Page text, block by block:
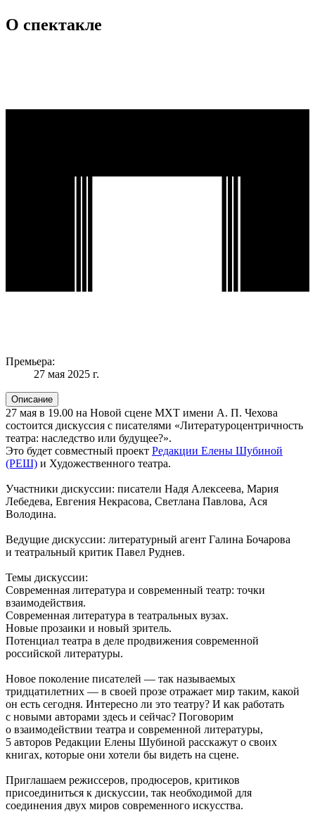
О спектакле
Премьера:
27 мая 2025 г.
Описание
27 мая в 19.00 на Новой сцене МХТ имени А. П. Чехова
состоится дискуссия с писателями «Литературоцентричность
театра: наследство или будущее?».
Это будет совместный проект Редакции Елены Шубиной
(РЕШ) и Художественного театра.
Участники дискуссии: писатели Надя Алексеева, Мария
Лебедева, Евгения Некрасова, Светлана Павлова, Ася
Володина.
Ведущие дискуссии: литературный агент Галина Бочарова
и театральный критик Павел Руднев.
Темы дискуссии:
Современная литература и современный театр: точки
взаимодействия.
Современная литература в театральных вузах.
Новые прозаики и новый зритель.
Потенциал театра в деле продвижения современной
российской литературы.
Новое поколение писателей — так называемых
тридцатилетних — в своей прозе отражает мир таким, какой
он есть сегодня. Интересно ли это театру? И как работать
с новыми авторами здесь и сейчас? Поговорим
о взаимодействии театра и современной литературы,
5 авторов Редакции Елены Шубиной расскажут о своих
книгах, которые они хотели бы видеть на сцене.
Приглашаем режиссеров, продюсеров, критиков
присоединиться к дискуссии, так необходимой для
соединения двух миров современного искусства.